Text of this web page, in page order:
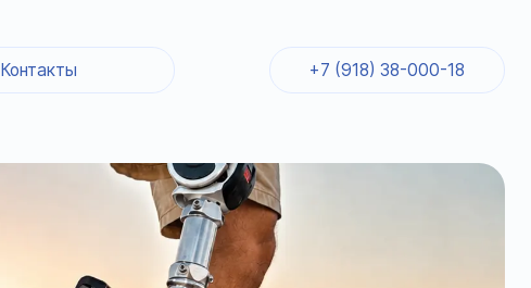
Контакты +7 (918) 38-000-18